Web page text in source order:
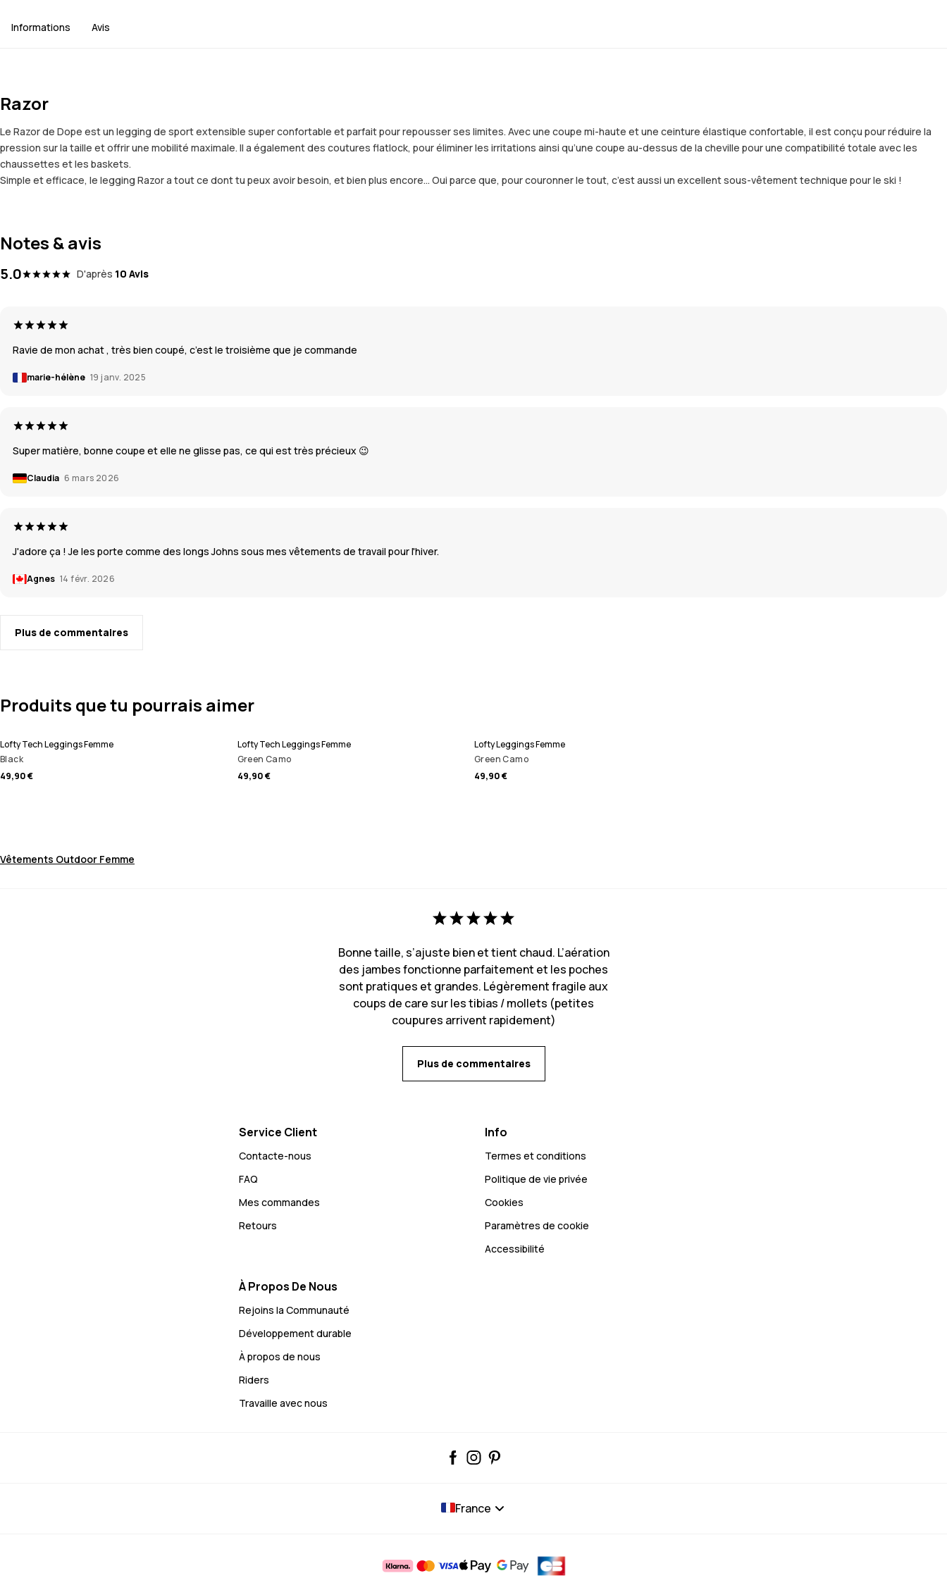
Informations Avis
Razor
Le Razor de Dope est un legging de sport extensible super confortable et parfait pour repousser ses limites. Avec une coupe mi-haute et une ceinture élastique confortable, il est conçu pour réduire la
pression sur la taille et offrir une mobilité maximale. Il a également des coutures flatlock, pour éliminer les irritations ainsi qu’une coupe au-dessus de la cheville pour une compatibilité totale avec les
chaussettes et les baskets.
Simple et efficace, le legging Razor a tout ce dont tu peux avoir besoin, et bien plus encore… Oui parce que, pour couronner le tout, c’est aussi un excellent sous-vêtement technique pour le ski !
Notes & avis
5.0 D'après 10 Avis
Ravie de mon achat , très bien coupé, c’est le troisième que je commande
marie-hélène 19 janv. 2025
Super matière, bonne coupe et elle ne glisse pas, ce qui est très précieux 😉
Claudia 6 mars 2026
J'adore ça ! Je les porte comme des longs Johns sous mes vêtements de travail pour l'hiver.
Agnes 14 févr. 2026
Plus de commentaires
Produits que tu pourrais aimer
Lofty Tech Leggings Femme
Black
49,90 €
Lofty Tech Leggings Femme
Green Camo
49,90 €
Lofty Leggings Femme
Green Camo
49,90 €
Vêtements Outdoor Femme
Bonne taille, s’ajuste bien et tient chaud. L’aération
des jambes fonctionne parfaitement et les poches
sont pratiques et grandes. Légèrement fragile aux
coups de care sur les tibias / mollets (petites
coupures arrivent rapidement)
Plus de commentaires
Service Client
Contacte-nous
FAQ
Mes commandes
Retours
Info
Termes et conditions
Politique de vie privée
Cookies
Paramètres de cookie
Accessibilité
À Propos De Nous
Rejoins la Communauté
Développement durable
À propos de nous
Riders
Travaille avec nous
France